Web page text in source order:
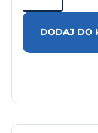
DODAJ DO